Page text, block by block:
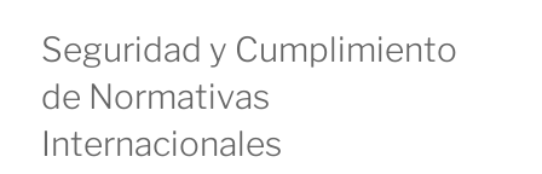
Seguridad y Cumplimiento
de Normativas
Internacionales